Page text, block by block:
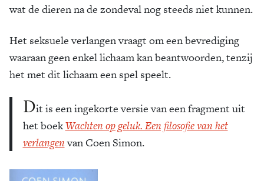
wat de dieren na de zondeval nog steeds niet kunnen.
Het seksuele verlangen vraagt om een bevrediging
waaraan geen enkel lichaam kan beantwoorden, tenzij
het met dit lichaam een spel speelt.
Dit is een ingekorte versie van een fragment uit
het boekWachten op geluk. Een filosofie van het
verlangenvan Coen Simon.